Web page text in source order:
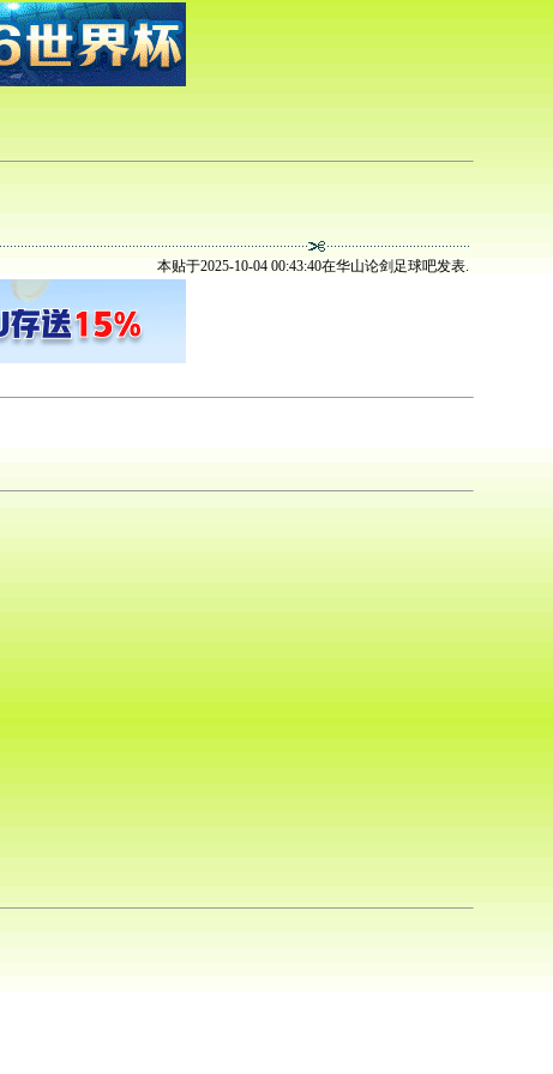
本贴于2025-10-04 00:43:40在华山论剑足球吧发表.